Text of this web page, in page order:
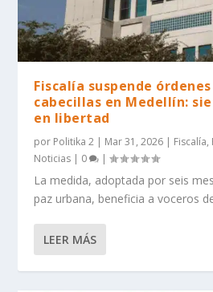
Fiscalía suspende
cabecillas en Medellín:
en libertad
por Politika 2 | Mar 31, 2026 | Fiscalía,
Noticias | 0 |
La medida, adoptada por seis
paz urbana, beneficia a voceros
LEER MÁS